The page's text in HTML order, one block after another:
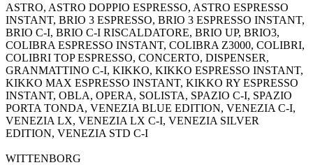
ASTRO, ASTRO DOPPIO ESPRESSO, ASTRO ESPRESSO
INSTANT, BRIO 3 ESPRESSO, BRIO 3 ESPRESSO INSTANT,
BRIO C-I, BRIO C-I RISCALDATORE, BRIO UP, BRIO3,
COLIBRA ESPRESSO INSTANT, COLIBRA Z3000, COLIBRI,
COLIBRI TOP ESPRESSO, CONCERTO, DISPENSER,
GRANMATTINO C-I, KIKKO, KIKKO ESPRESSO INSTANT,
KIKKO MAX ESPRESSO INSTANT, KIKKO RY ESPRESSO
INSTANT, OBLA, OPERA, SOLISTA, SPAZIO C-I, SPAZIO
PORTA TONDA, VENEZIA BLUE EDITION, VENEZIA C-I,
VENEZIA LX, VENEZIA LX C-I, VENEZIA SILVER
EDITION, VENEZIA STD C-I
WITTENBORG